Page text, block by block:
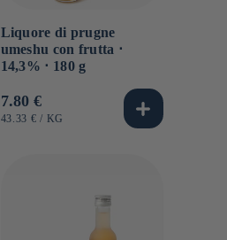
Liquore di prugne
umeshu con frutta ⋅
14,3% ⋅ 180 g
Prezzo
di
7.80 €
PREZZO
43.33 € / PER
KG